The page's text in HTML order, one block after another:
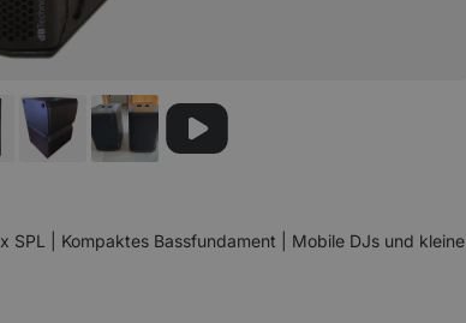
| Kompaktes Bassfundament | Mobile DJs und kleine